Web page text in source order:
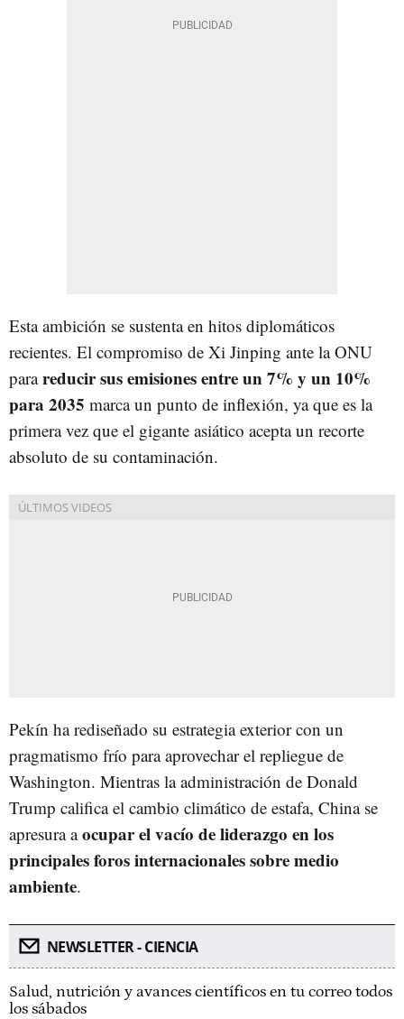
Esta ambición se sustenta en hitos diplomáticos
recientes. El compromiso de Xi Jinping ante la ONU
parareducir sus emisiones entre un 7% y un 10%
para 2035 marca un punto de inflexión, ya que es la
primera vez que el gigante asiático acepta un recorte
absoluto de su contaminación.
Pekín ha rediseñado su estrategia exterior con un
pragmatismo frío para aprovechar el repliegue de
Washington. Mientras la administración de Donald
Trump califica el cambio climático de estafa, China se
apresura aocupar el vacío de liderazgo en los
principales foros internacionales sobre medio
ambiente.
NEWSLETTER - CIENCIA
Salud, nutrición y avances científicos en tu correo todos
los sábados